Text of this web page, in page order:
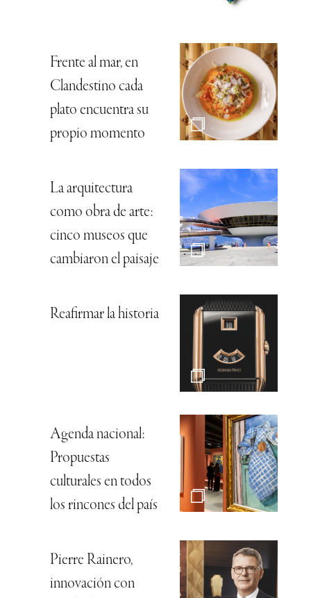
Frente al mar, en
Clandestino cada
plato encuentra su
propio momento
La arquitectura
como obra de arte:
cinco museos que
cambiaron el paisaje
Reafirmar la historia
Agenda nacional:
Propuestas
culturales en todos
los rincones del país
Pierre Rainero,
innovación con